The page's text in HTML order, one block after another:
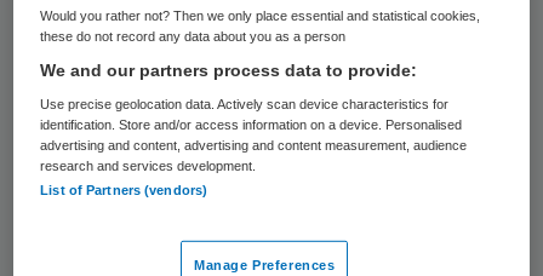
controleren. Maar dan wordt de zorg
onbetaalbaar. Er is nu al een enorm tekort
aan personeel”, zegt een woordvoerder van
de Patiëntenfederatie Nederland.
Iedereen die in de zorg werkt moet een
overleggen. Zo’n verklaring wordt alleen
Would you rather not? Then we only place essential and statistical cookies,
these do not record any data about you as a person
We and our partners process data to provide:
Use precise geolocation data. Actively scan device characteristics for
identification. Store and/or access information on a device. Personalised
advertising and content, advertising and content measurement, audience
research and services development.
List of Partners (vendors)
Manage Preferences